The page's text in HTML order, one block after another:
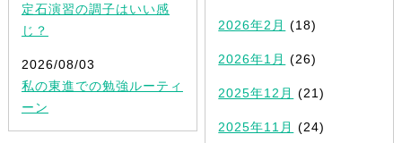
定石演習の調子はいい感
じ？
2026/08/03
私の東進での勉強ルーティ
ーン
2026年2月 (18)
2026年1月 (26)
2025年12月 (21)
2025年11月 (24)